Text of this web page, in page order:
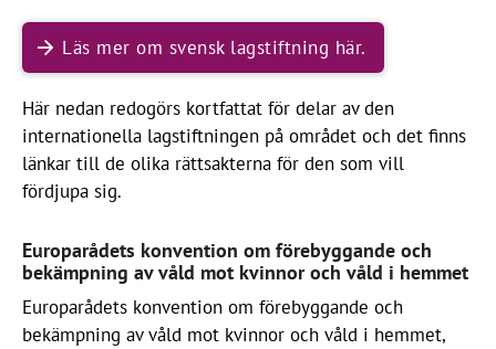
Läs mer om svensk lagstiftning här.
Här nedan redogörs kortfattat för delar av den
internationella lagstiftningen på området och det finns
länkar till de olika rättsakterna för den som vill
fördjupa sig.
Europarådets konvention om förebyggande och
bekämpning av våld mot kvinnor och våld i hemmet
Europarådets konvention om förebyggande och
bekämpning av våld mot kvinnor och våld i hemmet,